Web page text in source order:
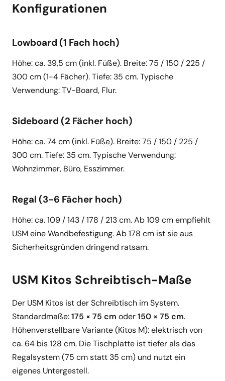
Konfigurationen
Lowboard (1 Fach hoch)
Höhe: ca. 39,5 cm (inkl. Füße). Breite: 75 / 150 / 225 /
300 cm (1-4 Fächer). Tiefe: 35 cm. Typische
Verwendung: TV-Board, Flur.
Sideboard (2 Fächer hoch)
Höhe: ca. 74 cm (inkl. Füße). Breite: 75 / 150 / 225 /
300 cm. Tiefe: 35 cm. Typische Verwendung:
Wohnzimmer, Büro, Esszimmer.
Regal (3-6 Fächer hoch)
Höhe: ca. 109 / 143 / 178 / 213 cm. Ab 109 cm empfiehlt
USM eine Wandbefestigung. Ab 178 cm ist sie aus
Sicherheitsgründen dringend ratsam.
USM Kitos Schreibtisch-Maße
Der USM Kitos ist der Schreibtisch im System.
Standardmaße:175 × 75 cm oder150 × 75 cm.
Höhenverstellbare Variante (Kitos M): elektrisch von
ca. 64 bis 128 cm. Die Tischplatte ist tiefer als das
Regalsystem (75 cm statt 35 cm) und nutzt ein
eigenes Untergestell.